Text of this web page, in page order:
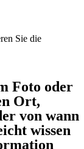
Sie die
Foto oder
Ort,
von wann
wissen